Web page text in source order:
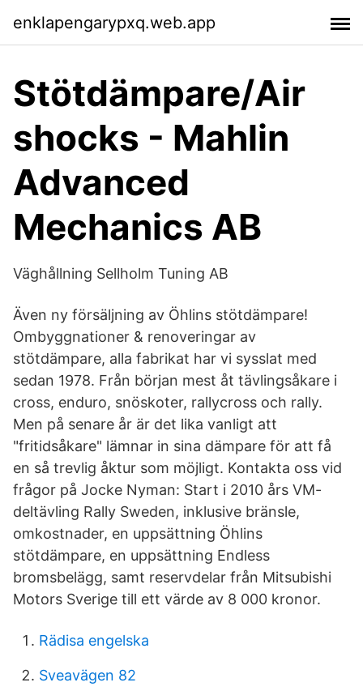
enklapengarypxq.web.app
Stötdämpare/Air
shocks - Mahlin
Advanced
Mechanics AB
Väghållning Sellholm Tuning AB
Även ny försäljning av Öhlins stötdämpare!
Ombyggnationer & renoveringar av
stötdämpare, alla fabrikat har vi sysslat med
sedan 1978. Från början mest åt tävlingsåkare i
cross, enduro, snöskoter, rallycross och rally.
Men på senare år är det lika vanligt att
"fritidsåkare" lämnar in sina dämpare för att få
en så trevlig åktur som möjligt. Kontakta oss vid
frågor på Jocke Nyman: Start i 2010 års VM-
deltävling Rally Sweden, inklusive bränsle,
omkostnader, en uppsättning Öhlins
stötdämpare, en uppsättning Endless
bromsbelägg, samt reservdelar från Mitsubishi
Motors Sverige till ett värde av 8 000 kronor.
Rädisa engelska
Sveavägen 82